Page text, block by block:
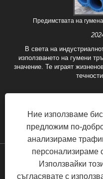
Предимствата на
В света на
използването на гумени
значение. Те играят
Copyright © 2022 Hebei Fushuo
Ние използваме
предложим по-
анализираме
персонализираме
Използвайки
съгласявате с